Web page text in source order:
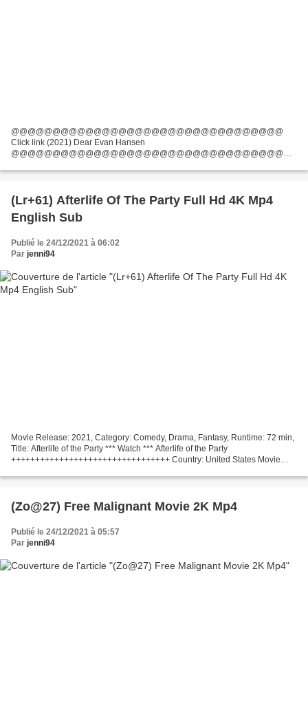
@@@@@@@@@@@@@@@@@@@@@@@@@@@@@@@@@
Click link (2021) Dear Evan Hansen
@@@@@@@@@@@@@@@@@@@@@@@@@@@@@@@@@
Stephen Chbosky Country: United States Writers: Steven Levenson, Justin
(Lr+61) Afterlife Of The Party Full Hd 4K Mp4
English Sub
Publié le 24/12/2021 à 06:02
Par jenni94
Movie Release: 2021, Category: Comedy, Drama, Fantasy, Runtime: 72 min,
Title: Afterlife of the Party *** Watch *** Afterlife of the Party
+++++++++++++++++++++++++++++++++ Country: United States Movie
(Zo@27) Free Malignant Movie 2K Mp4
Publié le 24/12/2021 à 05:57
Par jenni94